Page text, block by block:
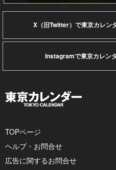
X（旧Twitter）で東京カレン
Instagramで東京カレン
TOPページ
ヘルプ・お問合せ
広告に関するお問合せ